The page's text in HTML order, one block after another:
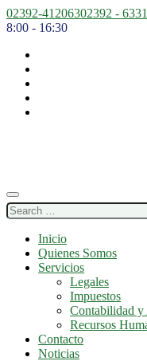
02392-41206302392 -
8:00 - 16:30
Search
for:
Inicio
Quienes Somos
Servicios
Legales
Impuestos
Contabilidad y
Recursos
Contacto
Noticias